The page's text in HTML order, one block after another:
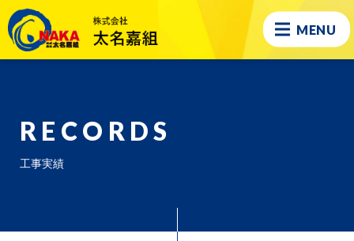
MENU
RECORDS
工事実績